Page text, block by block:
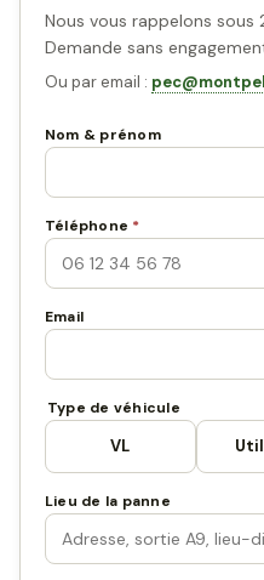
Nous vous rappelons sous
Demande sans
Ou par email :
Nom & prénom
Téléphone *
Email
Type de véhicule
VL
Lieu de la panne